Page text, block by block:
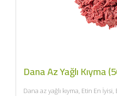
Dana Az Yağlı Kıyma
Dana az yağlı kıyma, Etin En İyisi,